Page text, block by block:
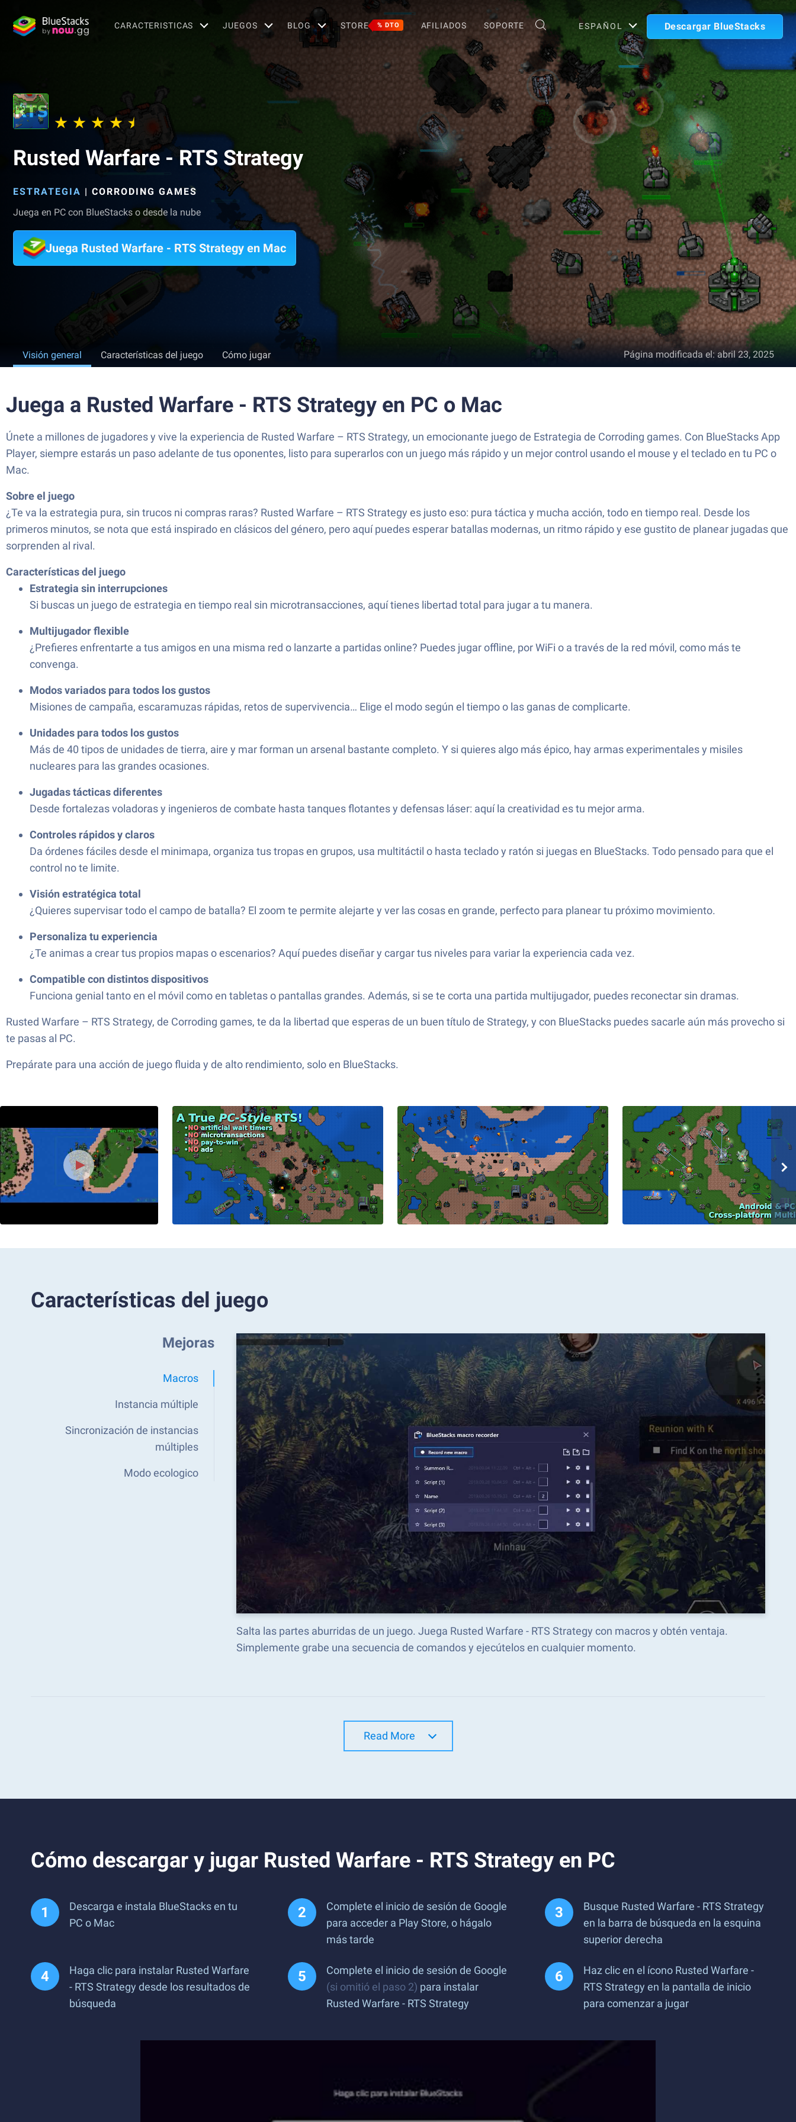
CARACTERISTICAS JUEGOS BLOG STORE % DTO AFILIADOS SOPORTE ESPAÑOL Descargar BlueStacks
Rusted Warfare - RTS Strategy
ESTRATEGIA | CORRODING GAMES
Juega en PC con BlueStacks o desde la nube
Juega Rusted Warfare - RTS Strategy en Mac
Visión general Características del juego Cómo jugar Página modificada el: abril 23, 2025
Juega a Rusted Warfare - RTS Strategy en PC o Mac
Únete a millones de jugadores y vive la experiencia de Rusted Warfare – RTS Strategy, un emocionante juego de Estrategia de Corroding games. Con BlueStacks App
Player, siempre estarás un paso adelante de tus oponentes, listo para superarlos con un juego más rápido y un mejor control usando el mouse y el teclado en tu PC o
Mac.
Sobre el juego
¿Te va la estrategia pura, sin trucos ni compras raras? Rusted Warfare – RTS Strategy es justo eso: pura táctica y mucha acción, todo en tiempo real. Desde los
primeros minutos, se nota que está inspirado en clásicos del género, pero aquí puedes esperar batallas modernas, un ritmo rápido y ese gustito de planear jugadas que
sorprenden al rival.
Características del juego
Estrategia sin interrupciones
Si buscas un juego de estrategia en tiempo real sin microtransacciones, aquí tienes libertad total para jugar a tu manera.
Multijugador flexible
¿Prefieres enfrentarte a tus amigos en una misma red o lanzarte a partidas online? Puedes jugar offline, por WiFi o a través de la red móvil, como más te
convenga.
Modos variados para todos los gustos
Misiones de campaña, escaramuzas rápidas, retos de supervivencia… Elige el modo según el tiempo o las ganas de complicarte.
Unidades para todos los gustos
Más de 40 tipos de unidades de tierra, aire y mar forman un arsenal bastante completo. Y si quieres algo más épico, hay armas experimentales y misiles
nucleares para las grandes ocasiones.
Jugadas tácticas diferentes
Desde fortalezas voladoras y ingenieros de combate hasta tanques flotantes y defensas láser: aquí la creatividad es tu mejor arma.
Controles rápidos y claros
Da órdenes fáciles desde el minimapa, organiza tus tropas en grupos, usa multitáctil o hasta teclado y ratón si juegas en BlueStacks. Todo pensado para que el
control no te limite.
Visión estratégica total
¿Quieres supervisar todo el campo de batalla? El zoom te permite alejarte y ver las cosas en grande, perfecto para planear tu próximo movimiento.
Personaliza tu experiencia
¿Te animas a crear tus propios mapas o escenarios? Aquí puedes diseñar y cargar tus niveles para variar la experiencia cada vez.
Compatible con distintos dispositivos
Funciona genial tanto en el móvil como en tabletas o pantallas grandes. Además, si se te corta una partida multijugador, puedes reconectar sin dramas.
Rusted Warfare – RTS Strategy, de Corroding games, te da la libertad que esperas de un buen título de Strategy, y con BlueStacks puedes sacarle aún más provecho si
te pasas al PC.
Prepárate para una acción de juego fluida y de alto rendimiento, solo en BlueStacks.
Características del juego
Mejoras
Macros
Instancia múltiple
Sincronización de instancias
múltiples
Modo ecologico
Salta las partes aburridas de un juego. Juega Rusted Warfare - RTS Strategy con macros y obtén ventaja.
Simplemente grabe una secuencia de comandos y ejecútelos en cualquier momento.
Read More
Cómo descargar y jugar Rusted Warfare - RTS Strategy en PC
Descarga e instala BlueStacks en tu
PC o Mac
Complete el inicio de sesión de Google
para acceder a Play Store, o hágalo
más tarde
Busque Rusted Warfare - RTS Strategy
en la barra de búsqueda en la esquina
superior derecha
Haga clic para instalar Rusted Warfare
- RTS Strategy desde los resultados de
búsqueda
Complete el inicio de sesión de Google
(si omitió el paso 2) para instalar
Rusted Warfare - RTS Strategy
Haz clic en el ícono Rusted Warfare -
RTS Strategy en la pantalla de inicio
para comenzar a jugar